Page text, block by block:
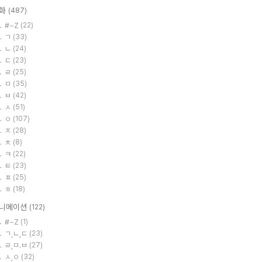
(487)
#~Z (22)
ㄱ (33)
ㄴ (24)
ㄷ (23)
ㄹ (25)
ㅁ (35)
ㅂ (42)
ㅅ (51)
ㅇ (107)
ㅈ (28)
ㅊ (8)
ㅋ (22)
ㅌ (23)
ㅍ (25)
ㅎ (18)
메이션 (122)
#~Z (1)
ㄱ,ㄴ,ㄷ (23)
ㄹ,ㅁ.ㅂ (27)
ㅅ,ㅇ (32)